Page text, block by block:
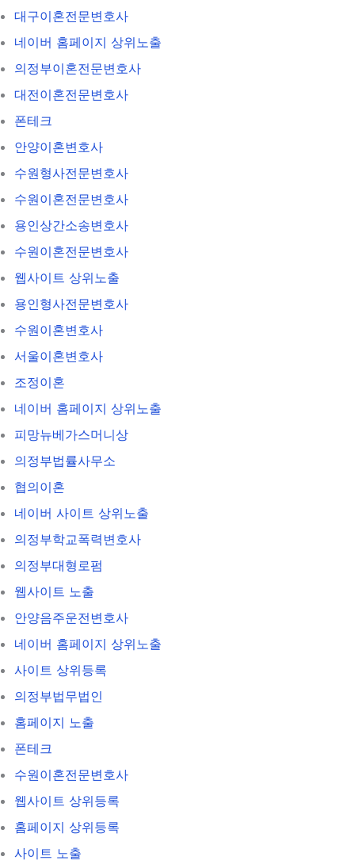
대구이혼전문변호사
네이버 홈페이지 상위노출
의정부이혼전문변호사
대전이혼전문변호사
폰테크
안양이혼변호사
수원형사전문변호사
수원이혼전문변호사
용인상간소송변호사
수원이혼전문변호사
웹사이트 상위노출
용인형사전문변호사
수원이혼변호사
서울이혼변호사
조정이혼
네이버 홈페이지 상위노출
피망뉴베가스머니상
의정부법률사무소
협의이혼
네이버 사이트 상위노출
의정부학교폭력변호사
의정부대형로펌
웹사이트 노출
안양음주운전변호사
네이버 홈페이지 상위노출
사이트 상위등록
의정부법무법인
홈페이지 노출
폰테크
수원이혼전문변호사
웹사이트 상위등록
홈페이지 상위등록
사이트 노출